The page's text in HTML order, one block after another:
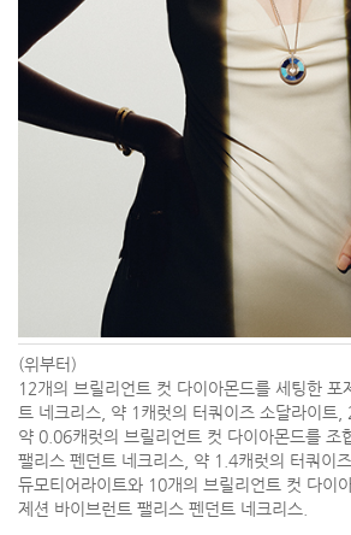
(위부터)
12개의 브릴리언트 컷 다이아몬드를 세팅한 포
트 네크리스, 약 1캐럿의 터쿼이즈 소달라이트,
약 0.06캐럿의 브릴리언트 컷 다이아몬드를 조
팰리스 펜던트 네크리스, 약 1.4캐럿의 터쿼이
듀모티어라이트와 10개의 브릴리언트 컷 다이
제션 바이브런트 팰리스 펜던트 네크리스.